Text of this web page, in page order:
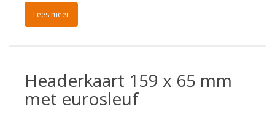
Lees meer
Headerkaart 159 x 65 mm
met eurosleuf